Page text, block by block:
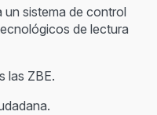
un sistema de control
de lectura
las ZBE.